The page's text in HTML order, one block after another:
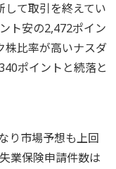
て取引を終えてい
ト安の2,472ポイン
株比率が高いナスダ
ポイントと続落と
り市場予想も上回
業保険申請件数は